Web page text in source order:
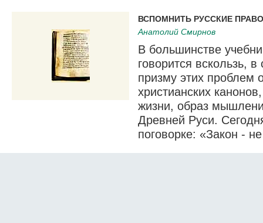
ВСПОМНИТЬ РУССКИЕ
Анатолий Смирнов
В большинстве
говорится вскользь,
призму этих проблем
христианских
жизни, образ
Древней Руси.
поговорке: «Закон -